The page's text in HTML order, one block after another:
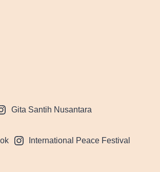
Gita Santih Nusantara
International Peace Festival